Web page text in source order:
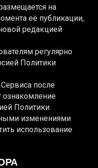
на
её публикации,
редакцией
регулярно
Политики
после
ознакомление
Политики.
изменениями
использование